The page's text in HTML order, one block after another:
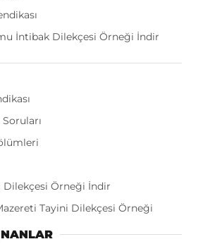
İntibak Dilekçesi Örneği İndir
Örneği İndir
Tayini Dilekçesi Örneği